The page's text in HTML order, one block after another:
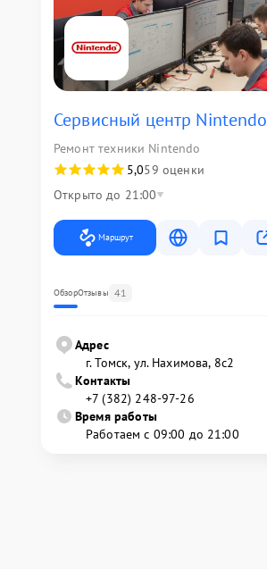
Сервисный центр Nintendo
Ремонт техники Nintendo
5,059 оценки
Открыто до 21:00
Маршрут
ОбзорОтзывы 41
Адрес
г. Томск, ул. Нахимова, 8с2
Контакты
+7 (382) 248-97-26
Время работы
Работаем с 09:00 до 21:00